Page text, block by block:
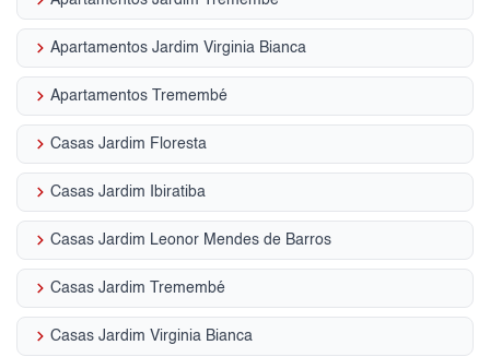
keyboard_arrow_right Apartamentos Jardim Virginia Bianca
keyboard_arrow_right Apartamentos Tremembé
keyboard_arrow_right Casas Jardim Floresta
keyboard_arrow_right Casas Jardim Ibiratiba
keyboard_arrow_right Casas Jardim Leonor Mendes de Barros
keyboard_arrow_right Casas Jardim Tremembé
keyboard_arrow_right Casas Jardim Virginia Bianca